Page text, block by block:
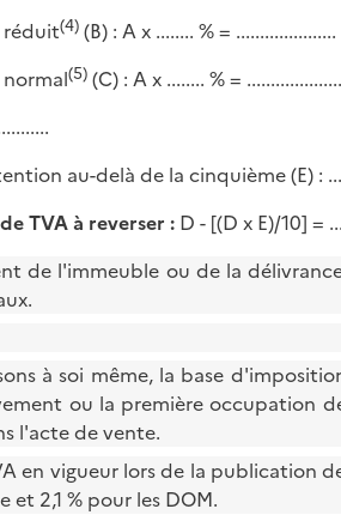
réduit(4) (B) : A x ........ % = .....................
(5) (C) : A x ........ % =
au-delà de la cinquième (E) :
TVA à reverser : D - [(D x E)/10] =
de l'immeuble ou de la
à soi même, la base
ou la première occupation
l'acte de vente.
en vigueur lors de la publication
et 2,1 % pour les DOM.